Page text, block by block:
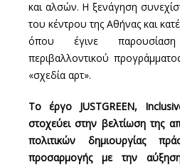
και αλσών. Η ξενάγηση
του κέντρου της Αθήνας και
όπου έγινε
περιβαλλοντικού
«σχεδία αρτ».
Το έργο JUSTGREEN,
στοχεύει στην βελτίωση της
πολιτικών δημιουργίας
προσαρμογής με την